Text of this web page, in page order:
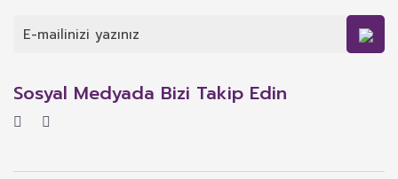
Sosyal Medyada Bizi Takip Edin